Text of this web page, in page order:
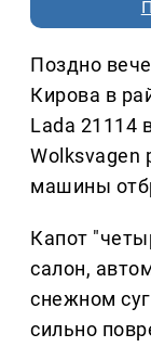
Поздно
Кирова в
Lada 21114
Wolksvagen
машины
Капот
салон,
снежном
сильно